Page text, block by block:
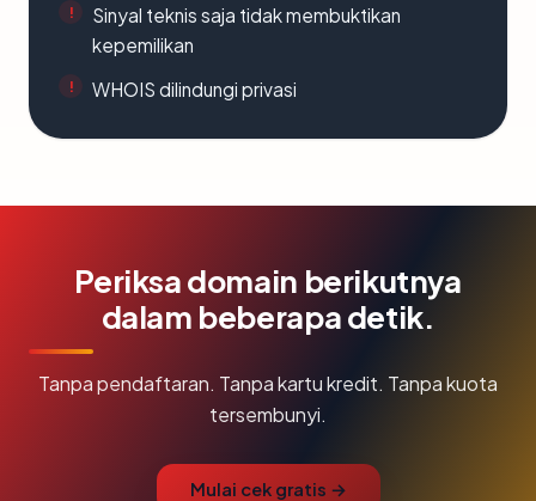
Sinyal teknis saja tidak membuktikan
kepemilikan
WHOIS dilindungi privasi
Periksa domain berikutnya
dalam beberapa detik.
Tanpa pendaftaran. Tanpa kartu kredit. Tanpa kuota
tersembunyi.
Mulai cek gratis →